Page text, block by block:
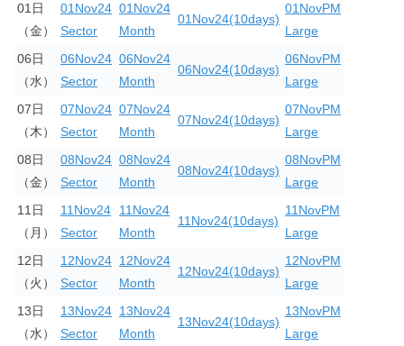
01日
（金）
01Nov24
Sector
01Nov24
Month
01Nov24(10days)
01NovPM
Large
06日
（水）
06Nov24
Sector
06Nov24
Month
06Nov24(10days)
06NovPM
Large
07日
（木）
07Nov24
Sector
07Nov24
Month
07Nov24(10days)
07NovPM
Large
08日
（金）
08Nov24
Sector
08Nov24
Month
08Nov24(10days)
08NovPM
Large
11日
（月）
11Nov24
Sector
11Nov24
Month
11Nov24(10days)
11NovPM
Large
12日
（火）
12Nov24
Sector
12Nov24
Month
12Nov24(10days)
12NovPM
Large
13日
（水）
13Nov24
Sector
13Nov24
Month
13Nov24(10days)
13NovPM
Large